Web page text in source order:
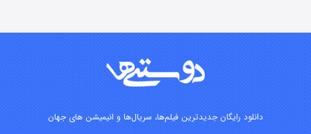
دانلود رایگان جدیدترین فیلم‌ها، سریال‌ها و انیمیشن های جهان